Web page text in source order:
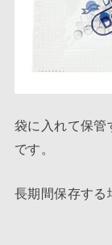
袋に入れて保管
です。
長期間保存する